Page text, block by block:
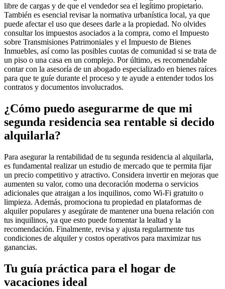
libre de cargas y de que el vendedor sea el legítimo propietario.
También es esencial revisar la normativa urbanística local, ya que
puede afectar el uso que desees darle a la propiedad. No olvides
consultar los impuestos asociados a la compra, como el Impuesto
sobre Transmisiones Patrimoniales y el Impuesto de Bienes
Inmuebles, así como las posibles cuotas de comunidad si se trata de
un piso o una casa en un complejo. Por último, es recomendable
contar con la asesoría de un abogado especializado en bienes raíces
para que te guíe durante el proceso y te ayude a entender todos los
contratos y documentos involucrados.
¿Cómo puedo asegurarme de que mi
segunda residencia sea rentable si decido
alquilarla?
Para asegurar la rentabilidad de tu segunda residencia al alquilarla,
es fundamental realizar un estudio de mercado que te permita fijar
un precio competitivo y atractivo. Considera invertir en mejoras que
aumenten su valor, como una decoración moderna o servicios
adicionales que atraigan a los inquilinos, como Wi-Fi gratuito o
limpieza. Además, promociona tu propiedad en plataformas de
alquiler populares y asegúrate de mantener una buena relación con
tus inquilinos, ya que esto puede fomentar la lealtad y la
recomendación. Finalmente, revisa y ajusta regularmente tus
condiciones de alquiler y costos operativos para maximizar tus
ganancias.
Tu guía práctica para el hogar de
vacaciones ideal